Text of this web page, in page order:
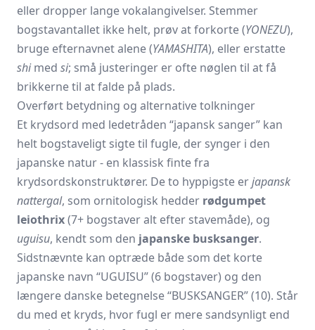
eller dropper lange vokalangivelser. Stemmer
bogstavantallet ikke helt, prøv at forkorte (YONEZU),
bruge efternavnet alene (YAMASHITA), eller erstatte
shimed si; små justeringer er ofte nøglen til at få
brikkerne til at falde på plads.
Overført betydning og alternative tolkninger
Et krydsord med ledetråden “japansk sanger” kan
helt bogstaveligt sigte til fugle, der synger i den
japanske natur - en klassisk finte fra
krydsordskonstruktører. De to hyppigste erjapansk
nattergal, som ornitologisk hedder rødgumpet
leiothrix(7+ bogstaver alt efter stavemåde), og
uguisu, kendt som den japanske busksanger.
Sidstnævnte kan optræde både som det korte
japanske navn “UGUISU” (6 bogstaver) og den
længere danske betegnelse “BUSKSANGER” (10). Står
du med et kryds, hvor fugl er mere sandsynligt end